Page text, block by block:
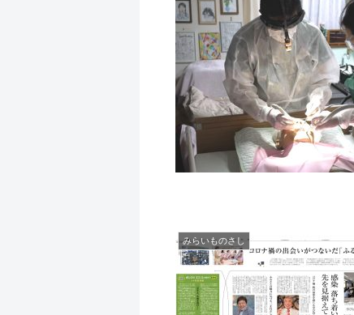
みらいものさし